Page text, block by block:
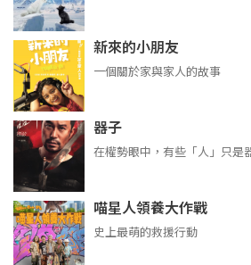
新來的小朋友
一個關於家與家人的故事
器子
在權勢眼中，有些「人」只是
喵星人領養大作戰
史上最萌的救援行動